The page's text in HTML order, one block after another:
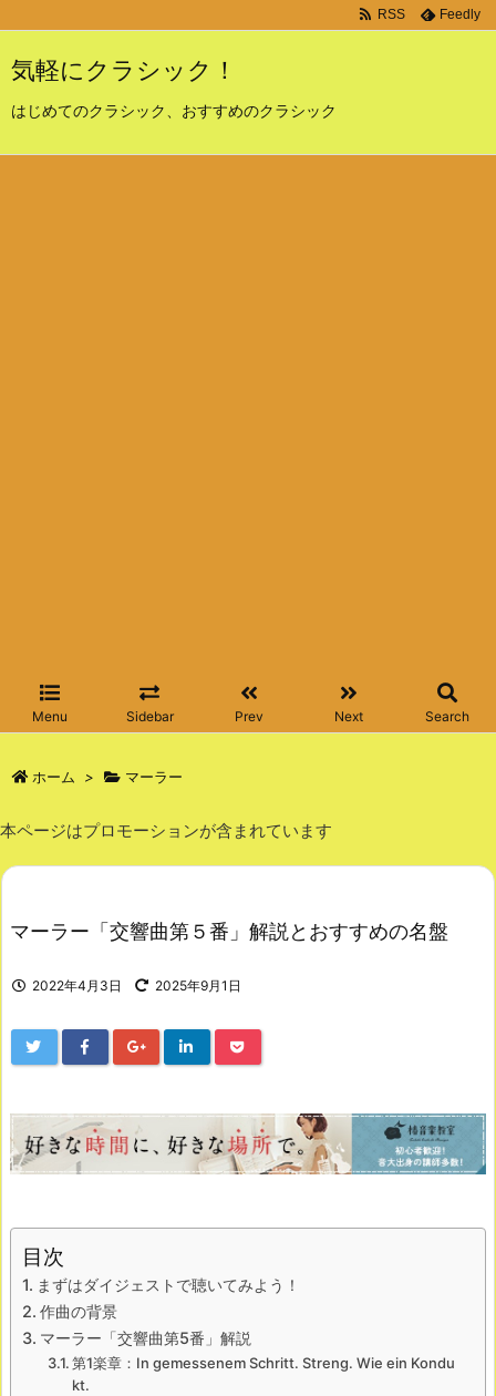
気軽にクラシック！
はじめてのクラシック、おすすめのクラシック
Menu Sidebar Prev Next Search
RSS Feedly
ホーム > マーラー
本ページはプロモーションが含まれています
マーラー「交響曲第５番」解説とおすすめの名盤
2022年4月3日 2025年9月1日
目次
まずはダイジェストで聴いてみよう！
作曲の背景
マーラー「交響曲第5番」解説
第1楽章：In gemessenem Schritt. Streng. Wie ein Kondu
kt.